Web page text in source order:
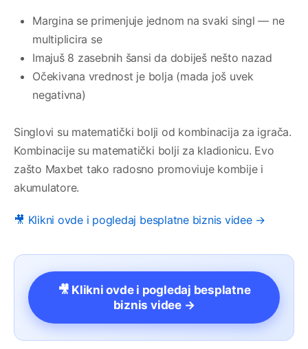
Margina se primenjuje jednom na svaki singl — ne
multiplicira se
Imajuš 8 zasebnih šansi da dobiješ nešto nazad
Očekivana vrednost je bolja (mada još uvek
negativna)
Singlovi su matematički bolji od kombinacija za igrača.
Kombinacije su matematički bolji za kladionicu. Evo
zašto Maxbet tako radosno promoviuje kombije i
akumulatore.
🎥 Klikni ovde i pogledaj besplatne biznis videe →
🎥 Klikni ovde i pogledaj besplatne
biznis videe →